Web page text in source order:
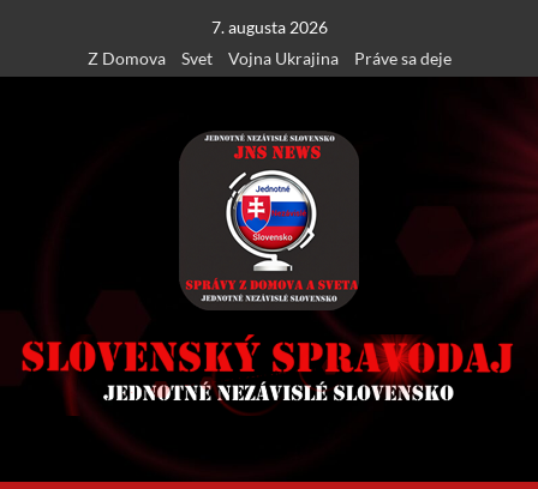
content
7. augusta 2026
Z Domova
Svet Vojna Ukrajina Práve sa deje